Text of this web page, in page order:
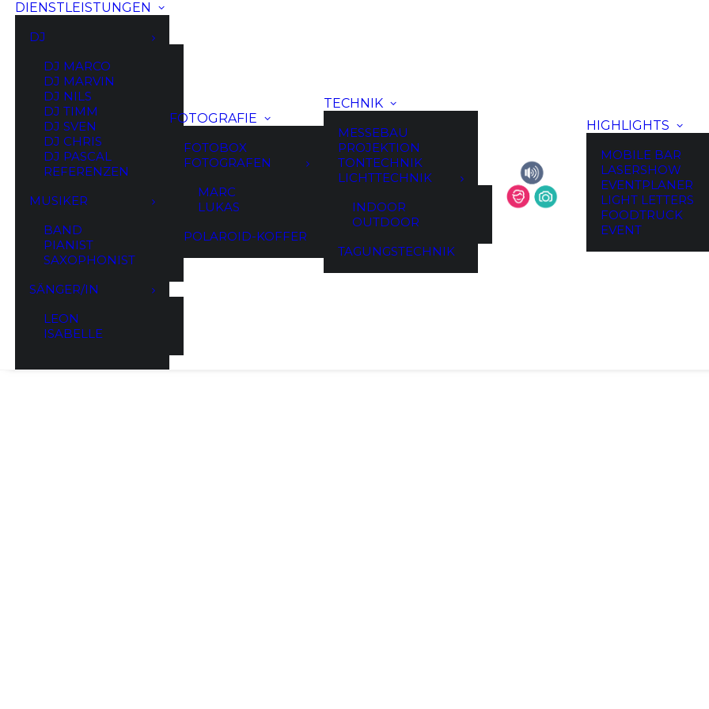
DIENSTLEISTUNGEN
DJ
DJ MARCO
DJ MARVIN
DJ NILS
DJ TIMM
DJ SVEN
DJ CHRIS
DJ PASCAL
REFERENZEN
MUSIKER
BAND
PIANIST
SAXOPHONIST
SÄNGER/IN
LEON
ISABELLE
FOTOGRAFIE
FOTOBOX
FOTOGRAFEN
MARC
LUKAS
POLAROID-KOFFER
TECHNIK
MESSEBAU
PROJEKTION
TONTECHNIK
LICHTTECHNIK
INDOOR
OUTDOOR
TAGUNGSTECHNIK
HIGHLIGHTS
MOBILE BAR
LASERSHOW
EVENTPLANER
LIGHT LETTERS
FOODTRUCK
EVENT
Einzelnes Ergebnis wird angezeigt